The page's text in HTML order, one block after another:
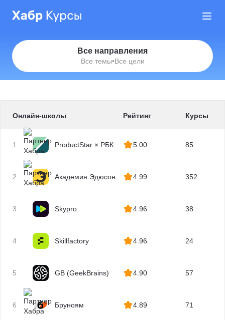
Все направления
Все темы•Все цели
Онлайн-школы Рейтинг Курсы
1 ProductStar × РБК 5.00 85
2 Академия Эдюсон 4.99 352
3 Skypro 4.96 38
4 Skillfactory 4.96 24
5 GB (GeekBrains) 4.90 57
6 Бруноям 4.89 71